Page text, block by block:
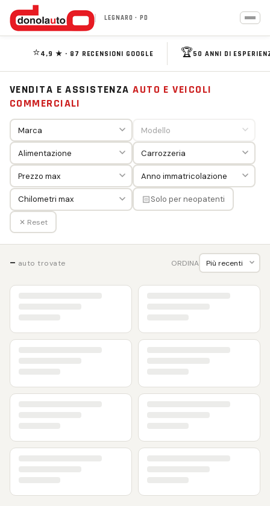
LEGNARO · PD
⭐4,9 ★ · 87 RECENSIONI GOOGLE 🏆50 ANNI DI
VENDITA E ASSISTENZAAUTO E VEICOLI
COMMERCIALI
🏻Solo per neopatenti
✕ Reset
— auto trovate ORDINA